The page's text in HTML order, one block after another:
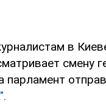
в
смену
парламент